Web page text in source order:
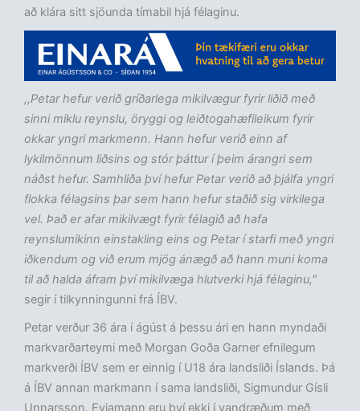
að klára sitt sjöunda tímabil hjá félaginu.
,,Petar hefur verið gríðarlega mikilvægur fyrir liðið með
sinni miklu reynslu, öryggi og leiðtogahæfileikum fyrir
okkar yngri markmenn. Hann hefur verið einn af
lykilmönnum liðsins og stór þáttur í þeim árangri sem
náðst hefur. Samhliða því hefur Petar verið að þjálfa yngri
flokka félagsins þar sem hann hefur staðið sig virkilega
vel. Það er afar mikilvægt fyrir félagið að hafa
reynslumikinn einstakling eins og Petar í starfi með yngri
iðkendum og við erum mjög ánægð að hann muni koma
til að halda áfram því mikilvæga hlutverki hjá félaginu,"
segir í tilkynningunni frá ÍBV.
Petar verður 36 ára í ágúst á þessu ári en hann myndaði
markvarðarteymi með Morgan Goða Garner efnilegum
markverði ÍBV sem er einnig í U18 ára landsliði Íslands. Þá
á ÍBV annan markmann í sama landsliði, Sigmundur Gísli
Unnarsson. Eyjamann eru því ekki í vandræðum með